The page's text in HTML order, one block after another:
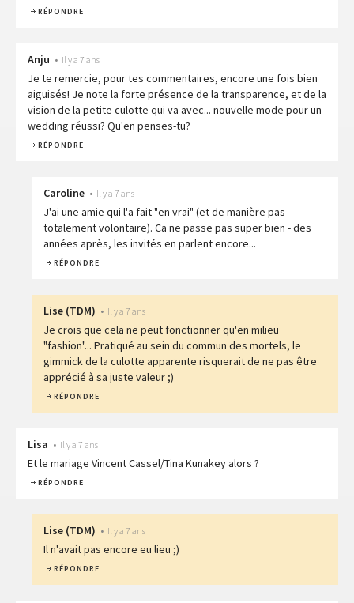
RÉPONDRE
Anju • Il y a 7 ans
Je te remercie, pour tes commentaires, encore une fois bien
aiguisés! Je note la forte présence de la transparence, et de la
vision de la petite culotte qui va avec... nouvelle mode pour un
wedding réussi? Qu'en penses-tu?
RÉPONDRE
Caroline • Il y a 7 ans
J'ai une amie qui l'a fait "en vrai" (et de manière pas
totalement volontaire). Ca ne passe pas super bien - des
années après, les invités en parlent encore...
RÉPONDRE
Lise (TDM) • Il y a 7 ans
Je crois que cela ne peut fonctionner qu'en milieu
"fashion"... Pratiqué au sein du commun des mortels, le
gimmick de la culotte apparente risquerait de ne pas être
apprécié à sa juste valeur ;)
RÉPONDRE
Lisa • Il y a 7 ans
Et le mariage Vincent Cassel/Tina Kunakey alors ?
RÉPONDRE
Lise (TDM) • Il y a 7 ans
Il n'avait pas encore eu lieu ;)
RÉPONDRE